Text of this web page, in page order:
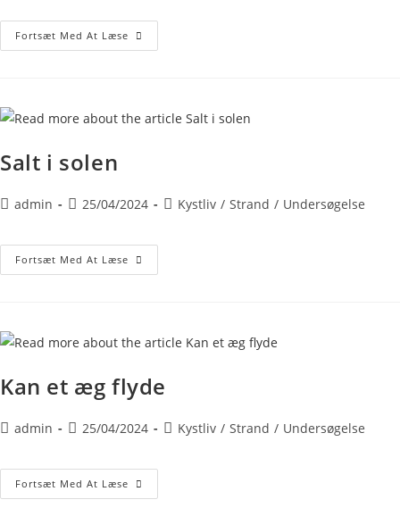
Fortsæt Med At Læse
Salt i solen
admin 25/04/2024 Kystliv / Strand / Undersøgelse
Fortsæt Med At Læse
Kan et æg flyde
admin 25/04/2024 Kystliv / Strand / Undersøgelse
Fortsæt Med At Læse